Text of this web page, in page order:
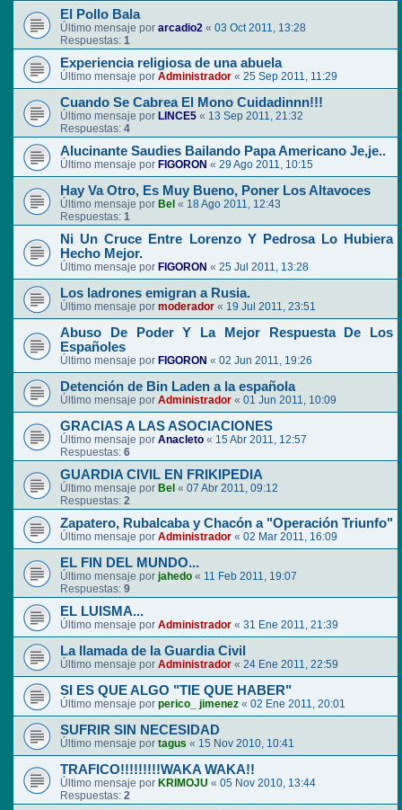
El Pollo Bala
Último mensaje por arcadio2 « 03 Oct 2011, 13:28
Respuestas: 1
Experiencia religiosa de una abuela
Último mensaje por Administrador « 25 Sep 2011, 11:29
Cuando Se Cabrea El Mono Cuidadinnn!!!
Último mensaje por LINCE5 « 13 Sep 2011, 21:32
Respuestas: 4
Alucinante Saudies Bailando Papa Americano Je,je..
Último mensaje por FIGORON « 29 Ago 2011, 10:15
Hay Va Otro, Es Muy Bueno, Poner Los Altavoces
Último mensaje por Bel « 18 Ago 2011, 12:43
Respuestas: 1
Ni Un Cruce Entre Lorenzo Y Pedrosa Lo Hubiera
Hecho Mejor.
Último mensaje por FIGORON « 25 Jul 2011, 13:28
Los ladrones emigran a Rusia.
Último mensaje por moderador « 19 Jul 2011, 23:51
Abuso De Poder Y La Mejor Respuesta De Los
Españoles
Último mensaje por FIGORON « 02 Jun 2011, 19:26
Detención de Bin Laden a la española
Último mensaje por Administrador « 01 Jun 2011, 10:09
GRACIAS A LAS ASOCIACIONES
Último mensaje por Anacleto « 15 Abr 2011, 12:57
Respuestas: 6
GUARDIA CIVIL EN FRIKIPEDIA
Último mensaje por Bel « 07 Abr 2011, 09:12
Respuestas: 2
Zapatero, Rubalcaba y Chacón a "Operación Triunfo"
Último mensaje por Administrador « 02 Mar 2011, 16:09
EL FIN DEL MUNDO...
Último mensaje por jahedo « 11 Feb 2011, 19:07
Respuestas: 9
EL LUISMA...
Último mensaje por Administrador « 31 Ene 2011, 21:39
La llamada de la Guardia Civil
Último mensaje por Administrador « 24 Ene 2011, 22:59
SI ES QUE ALGO "TIE QUE HABER"
Último mensaje por perico_ jimenez « 02 Ene 2011, 20:01
SUFRIR SIN NECESIDAD
Último mensaje por tagus « 15 Nov 2010, 10:41
TRAFICO!!!!!!!!!WAKA WAKA!!
Último mensaje por KRIMOJU « 05 Nov 2010, 13:44
Respuestas: 2